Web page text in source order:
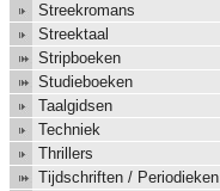
Streekromans
Streektaal
Stripboeken
Studieboeken
Taalgidsen
Techniek
Thrillers
Tijdschriften / Periodieken